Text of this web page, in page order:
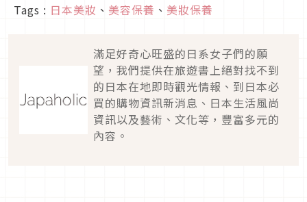
Tags : 日本美妝 、 美容保養 、 美妝保養
滿足好奇心旺盛的日系女子們的願
望，我們提供在旅遊書上絕對找不到
的日本在地即時觀光情報、到日本必
買的購物資訊新消息、日本生活風尚
資訊以及藝術、文化等，豐富多元的
內容。